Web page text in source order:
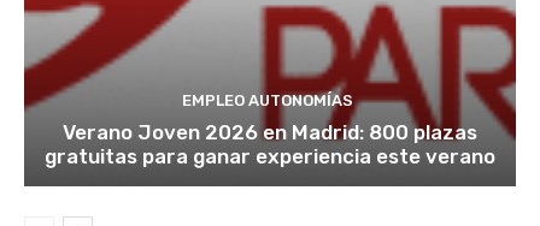
EMPLEO AUTONOMÍAS
Verano Joven 2026 en Madrid: 800 plazas
gratuitas para ganar experiencia este verano